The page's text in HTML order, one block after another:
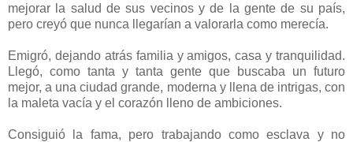
mejorar la salud de sus vecinos y de la gente de su país,
pero creyó que nunca llegarían a valorarla como merecía.
Emigró, dejando atrás familia y amigos, casa y tranquilidad.
Llegó, como tanta y tanta gente que buscaba un futuro
mejor, a una ciudad grande, moderna y llena de intrigas, con
la maleta vacía y el corazón lleno de ambiciones.
Consiguió la fama, pero trabajando como esclava y no